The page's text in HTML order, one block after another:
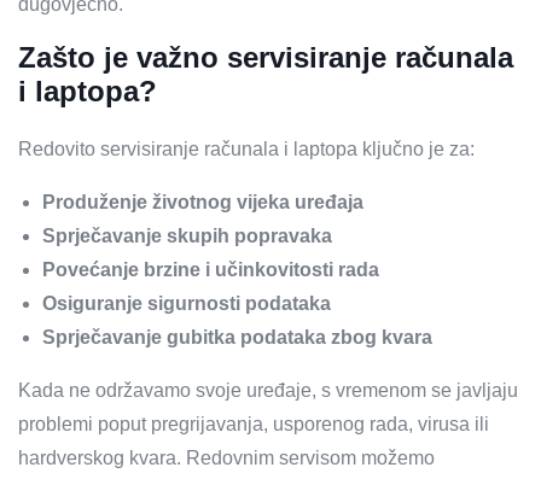
Zašto je važno servisiranje računala
i laptopa?
Redovito servisiranje računala i laptopa ključno je za:
Produženje životnog vijeka uređaja
Sprječavanje skupih popravaka
Povećanje brzine i učinkovitosti rada
Osiguranje sigurnosti podataka
Sprječavanje gubitka podataka zbog kvara
Kada ne održavamo svoje uređaje, s vremenom se javljaju
problemi poput pregrijavanja, usporenog rada, virusa ili
hardverskog kvara. Redovnim servisom možemo